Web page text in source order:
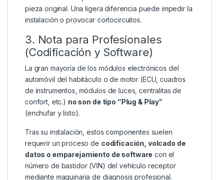
pieza original. Una ligera diferencia puede impedir la
instalación o provocar cortocircuitos.
3. Nota para Profesionales
(Codificación y Software)
La gran mayoría de los módulos electrónicos del
automóvil del habitáculo o de motor (ECU, cuadros
de instrumentos, módulos de luces, centralitas de
confort, etc.) no son de tipo “Plug & Play”
(enchufar y listo).
Tras su instalación, estos componentes suelen
requerir un proceso de codificación, volcado de
datos o emparejamiento de software con el
número de bastidor (VIN) del vehículo receptor
mediante maquinaria de diagnosis profesional.